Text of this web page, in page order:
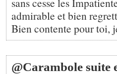
admirable et bien
Bien contente pour toi,
@Carambole suite